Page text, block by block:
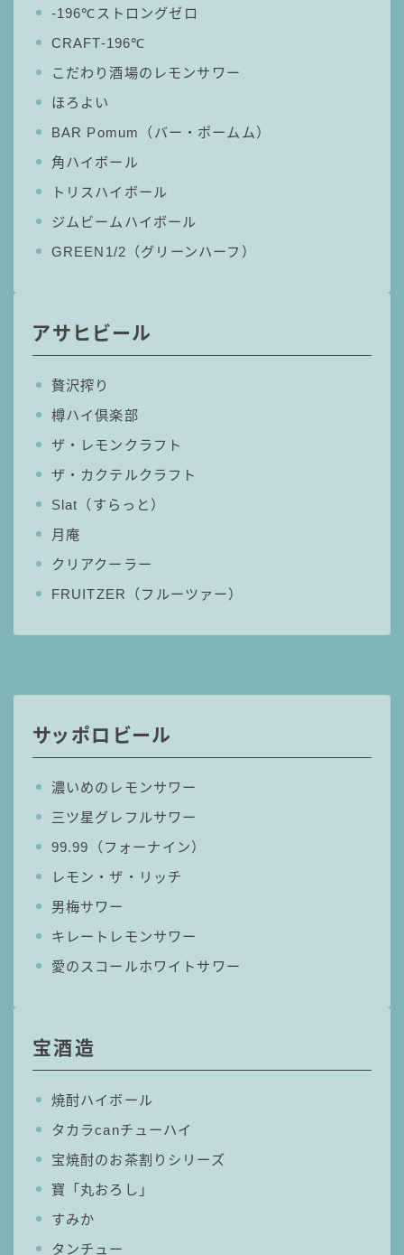
コカ・コーラ
ちゅらWATTA
お得情報
Amazon
楽天
コラム
お問い合わせ
‐196℃ストロングゼロ
CRAFT-196℃
こだわり酒場のレモンサワー
ほろよい
BAR Pomum（バー・ポームム）
角ハイボール
トリスハイボール
ジムビームハイボール
GREEN1/2（グリーンハーフ）
アサヒビール
贅沢搾り
樽ハイ倶楽部
ザ・レモンクラフト
ザ・カクテルクラフト
Slat（すらっと）
月庵
クリアクーラー
FRUITZER（フルーツァー）
サッポロビール
濃いめのレモンサワー
三ツ星グレフルサワー
99.99（フォーナイン）
レモン・ザ・リッチ
男梅サワー
キレートレモンサワー
愛のスコールホワイトサワー
宝酒造
焼酎ハイボール
タカラcanチューハイ
宝焼酎のお茶割りシリーズ
寶「丸おろし」
すみか
タンチュー